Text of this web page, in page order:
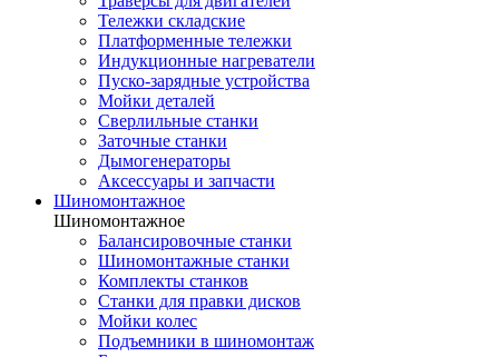
Тележки складские
Платформенные тележки
Индукционные нагреватели
Пуско-зарядные устройства
Мойки деталей
Сверлильные станки
Заточные станки
Дымогенераторы
Аксессуары и запчасти
Шиномонтажное
Шиномонтажное
Балансировочные станки
Шиномонтажные станки
Комплекты станков
Станки для правки дисков
Мойки колес
Подъемники в шиномонтаж